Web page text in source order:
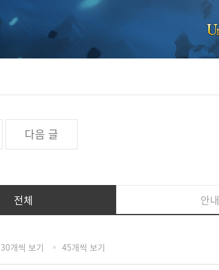
다음 글
전체 안내
30개씩 보기 45개씩 보기